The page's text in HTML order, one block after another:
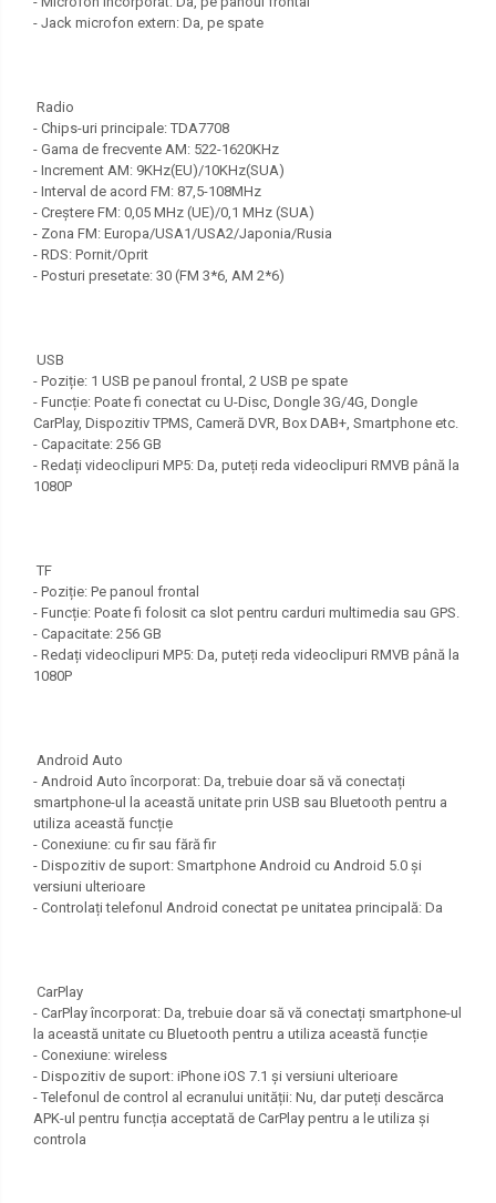
- Jack microfon extern: Da, pe spate
Radio
- Chips-uri principale: TDA7708
- Gama de frecvente AM: 522-1620KHz
- Increment AM: 9KHz(EU)/10KHz(SUA)
- Interval de acord FM: 87,5-108MHz
- Creștere FM: 0,05 MHz (UE)/0,1 MHz (SUA)
- Zona FM: Europa/USA1/USA2/Japonia/Rusia
- RDS: Pornit/Oprit
- Posturi presetate: 30 (FM 3*6, AM 2*6)
USB
- Poziție: 1 USB pe panoul frontal, 2 USB pe spate
- Funcție: Poate fi conectat cu U-Disc, Dongle 3G/4G, Dongle
CarPlay, Dispozitiv TPMS, Cameră DVR, Box DAB+, Smartphone etc.
- Capacitate: 256 GB
- Redați videoclipuri MP5: Da, puteți reda videoclipuri RMVB până la
1080P
TF
- Poziție: Pe panoul frontal
- Funcție: Poate fi folosit ca slot pentru carduri multimedia sau GPS.
- Capacitate: 256 GB
- Redați videoclipuri MP5: Da, puteți reda videoclipuri RMVB până la
1080P
Android Auto
- Android Auto încorporat: Da, trebuie doar să vă conectați
smartphone-ul la această unitate prin USB sau Bluetooth pentru a
utiliza această funcție
- Conexiune: cu fir sau fără fir
- Dispozitiv de suport: Smartphone Android cu Android 5.0 și
versiuni ulterioare
- Controlați telefonul Android conectat pe unitatea principală: Da
CarPlay
- CarPlay încorporat: Da, trebuie doar să vă conectați smartphone-ul
la această unitate cu Bluetooth pentru a utiliza această funcție
- Conexiune: wireless
- Dispozitiv de suport: iPhone iOS 7.1 și versiuni ulterioare
- Telefonul de control al ecranului unității: Nu, dar puteți descărca
APK-ul pentru funcția acceptată de CarPlay pentru a le utiliza și
controla